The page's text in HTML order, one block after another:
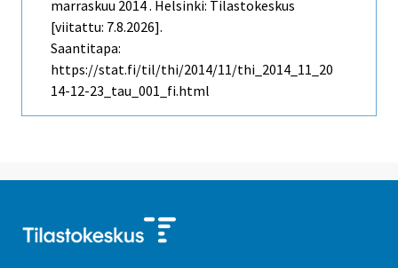
marraskuu 2014 . Helsinki: Tilastokeskus
[viitattu: 7.8.2026].
Saantitapa:
https://stat.fi/til/thi/2014/11/thi_2014_11_20
14-12-23_tau_001_fi.html